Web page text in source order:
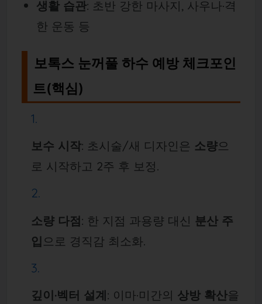
생활 습관: 초반 강한 마사지, 사우나·격
한 운동 등
보톡스 눈꺼풀 하수 예방 체크포인
트(핵심)
보수 시작: 초시술/새 디자인은 소량으
로 시작하고 2주 후 보정.
소량 다점: 한 지점 과용량 대신 분산 주
입 으로 경직감 최소화.
깊이·벡터 설계 : 이마·미간의 상방 확산을